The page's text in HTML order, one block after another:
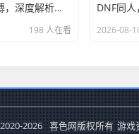
流动性的脉搏，深度解析金融机构头寸调拨的机制、策略与价值
198 人在看 2026-08-
2020-2026 喜色网版权所有 游戏